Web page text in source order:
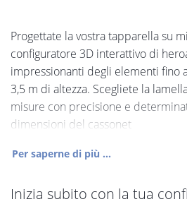
Progettate la vostra tapparella su
configuratore 3D interattivo di
impressionanti degli elementi fino
3,5 m di altezza. Scegliete la
misure con precisione e
dimensioni del cassonet
Per saperne di più ...
Inizia subito con la tua